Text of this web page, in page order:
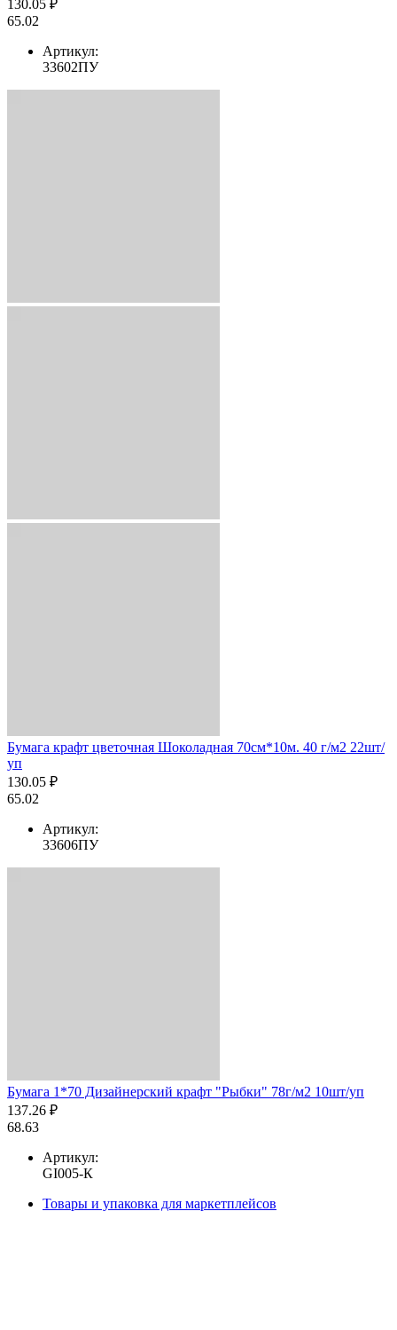
130.05 ₽
65.02
Артикул:
33602ПУ
Бумага крафт цветочная Шоколадная 70см*10м. 40 г/м2 22шт/
уп
130.05 ₽
65.02
Артикул:
33606ПУ
Бумага 1*70 Дизайнерский крафт "Рыбки" 78г/м2 10шт/уп
137.26 ₽
68.63
Артикул:
GI005-К
Товары и упаковка для маркетплейсов